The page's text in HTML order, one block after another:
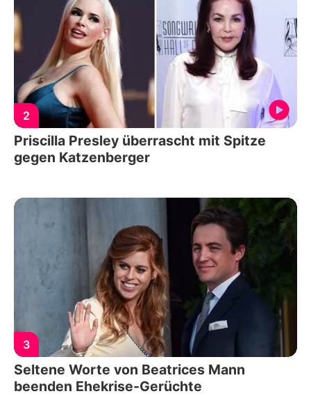
2
Priscilla Presley überrascht mit Spitze
gegen Katzenberger
3
Seltene Worte von Beatrices Mann
beenden Ehekrise-Gerüchte